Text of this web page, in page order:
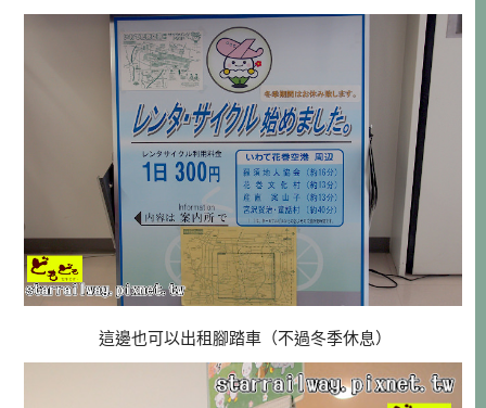
這邊也可以出租腳踏車（不過冬季休息）